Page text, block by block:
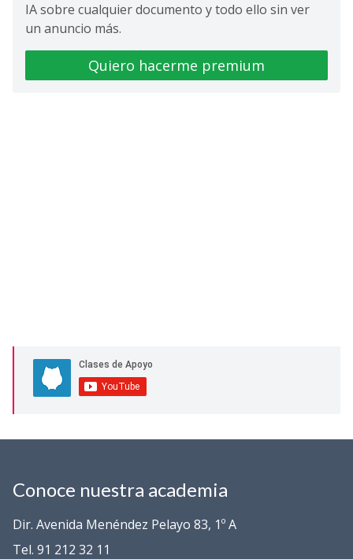
IA sobre cualquier documento y todo ello sin ver
un anuncio más.
Quiero hacerme premium
Conoce nuestra academia
Dir. Avenida Menéndez Pelayo 83, 1º A
Tel. 91 212 32 11